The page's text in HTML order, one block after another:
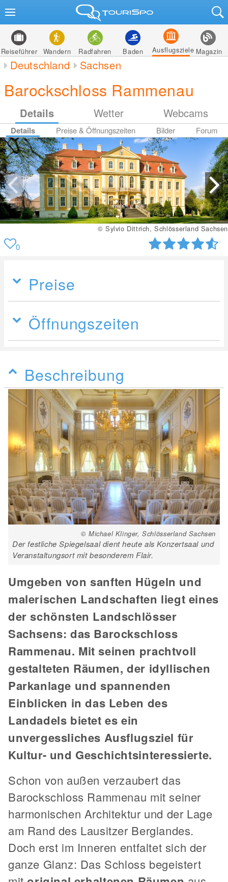
Reiseführer Wandern Radfahren Baden Ausflugsziele Magazin
Deutschland Sachsen
Barockschloss Rammenau
Details Wetter Webcams
Details Preise & Öffnungszeiten Bilder Forum
© Sylvio Dittrich, Schlösserland Sachsen
0
Preise
Öffnungszeiten
Beschreibung
© Michael Klinger, Schlösserland Sachsen
Der festliche Spiegelsaal dient heute als Konzertsaal und
Veranstaltungsort mit besonderem Flair.
Umgeben von sanften Hügeln und
malerischen Landschaften liegt eines
der schönsten Landschlösser
Sachsens: das Barockschloss
Rammenau. Mit seinen prachtvoll
gestalteten Räumen, der idyllischen
Parkanlage und spannenden
Einblicken in das Leben des
Landadels bietet es ein
unvergessliches Ausflugsziel für
Kultur- und Geschichtsinteressierte.
Schon von außen verzaubert das
Barockschloss Rammenau mit seiner
harmonischen Architektur und der Lage
am Rand des Lausitzer Berglandes.
Doch erst im Inneren entfaltet sich der
ganze Glanz: Das Schloss begeistert